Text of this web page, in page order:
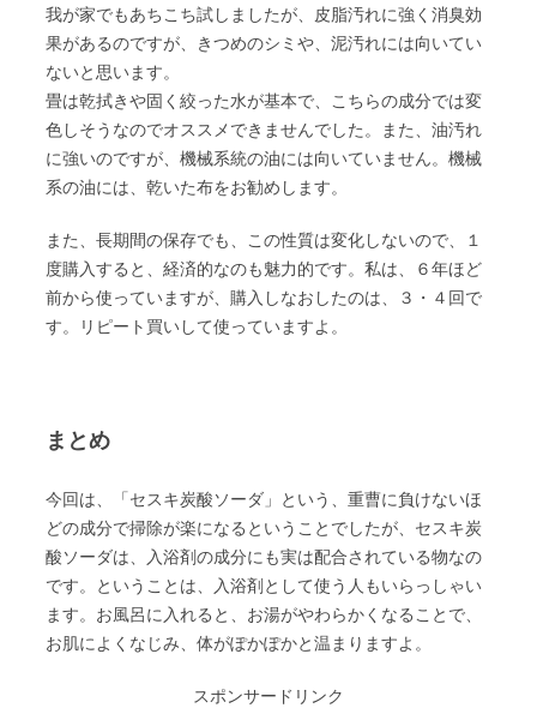
我が家でもあちこち試しましたが、皮脂汚れに強く消臭効
果があるのですが、きつめのシミや、泥汚れには向いてい
ないと思います。
畳は乾拭きや固く絞った水が基本で、こちらの成分では変
色しそうなのでオススメできませんでした。また、油汚れ
に強いのですが、機械系統の油には向いていません。機械
系の油には、乾いた布をお勧めします。
また、長期間の保存でも、この性質は変化しないので、１
度購入すると、経済的なのも魅力的です。私は、６年ほど
前から使っていますが、購入しなおしたのは、３・４回で
す。リピート買いして使っていますよ。
まとめ
今回は、「セスキ炭酸ソーダ」という、重曹に負けないほ
どの成分で掃除が楽になるということでしたが、セスキ炭
酸ソーダは、入浴剤の成分にも実は配合されている物なの
です。ということは、入浴剤として使う人もいらっしゃい
ます。お風呂に入れると、お湯がやわらかくなることで、
お肌によくなじみ、体がぽかぽかと温まりますよ。
スポンサードリンク